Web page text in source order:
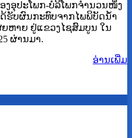
ງອຸປະໂພກ-ບໍລິໂພກຈໍານວນໜຶ່ງ
ຮັບຜົນກະທົບຈາກໄພພິບັດນໍ້າ
ຫາຍ ຢູ່ແຂວງໄຊສົມບູນ ໃນ
ຜ່ານມາ.
ອ່ານ​ເພີ່ມ